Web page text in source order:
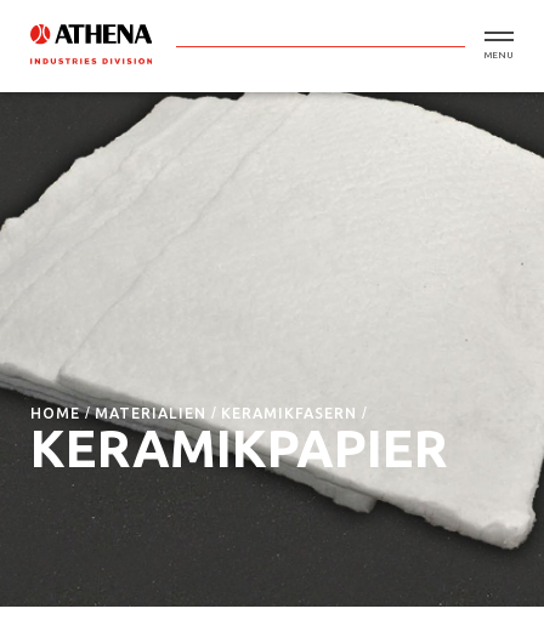
MENU
HOME MATERIALIEN KERAMIKFASERN
KERAMIKPAPIER